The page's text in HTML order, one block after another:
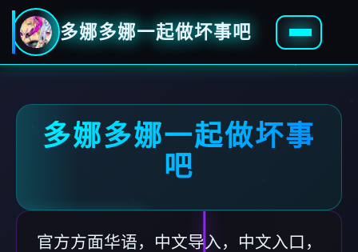
多娜多娜一起做坏事吧
多娜多娜一起做坏事
吧
官方方面华语，中文导入，中文入口，